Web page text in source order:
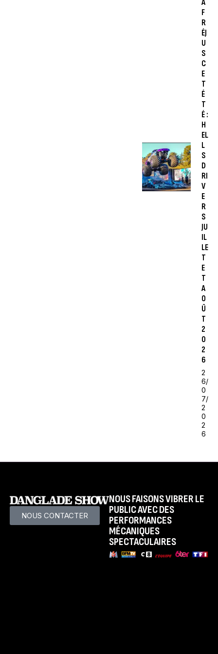
À
F
R
ÉJ
U
S
C
E
T
É
T
É :
H
EL
L
S
D
RI
V
E
R
S
JU
IL
LE
T
E
T
A
O
Û
T
2
0
2
6
2
6/
0
7/
2
0
2
6
NOUS CONTACTER
NOUS FAISONS VIBRER LE
PUBLIC AVEC DES
PERFORMANCES
MÉCANIQUES
SPECTACULAIRES